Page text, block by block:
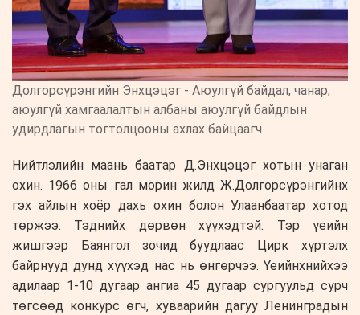
Долгорсүрэнгийн Энхцэцэг - Аюулгүй байдал, чанар,
аюулгүй хамгаалалтын албаны аюулгүй байдлын
удирдлагын тогтолцооны ахлах байцаагч
Нийтлэлийн маань баатар Д.Энхцэцэг хотын унаган
охин. 1966 оны гал морин жилд Ж.Долгорсүрэнгийнх
гэх айлын хоёр дахь охин болон Улаанбаатар хотод
төржээ. Тэднийх дөрвөн хүүхэдтэй. Тэр үеийн
жишгээр Баянгол зочид буудлаас Цирк хүртэлх
байрнууд дунд хүүхэд нас нь өнгөрчээ. Үеийнхнийхээ
адилаар 1-10 дугаар ангиа 45 дугаар сургуульд сурч
төгсөөд конкурс өгч, хуваарийн дагуу Ленинградын